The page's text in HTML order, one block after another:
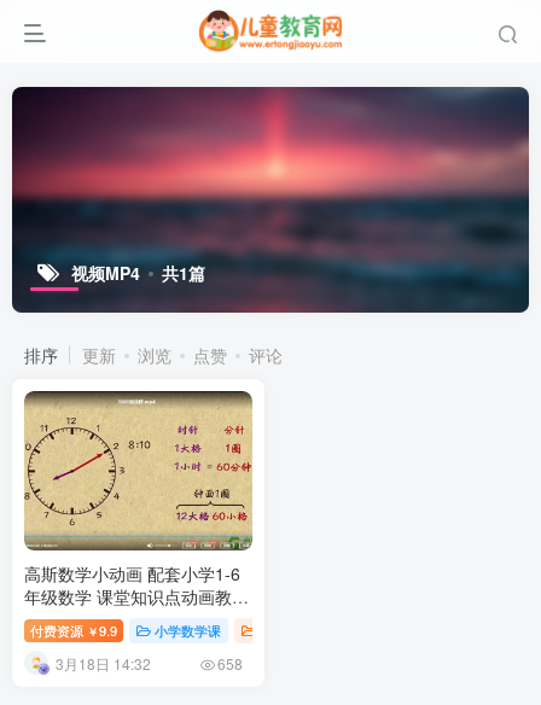
视频MP4 共1篇
排序 更新 浏览 点赞 评论
高斯数学小动画 配套小学1-6
年级数学 课堂知识点动画教学
视频MP4 百度网盘下载
付费资源 ￥9.9 小学数学课
3月18日 14:32 658